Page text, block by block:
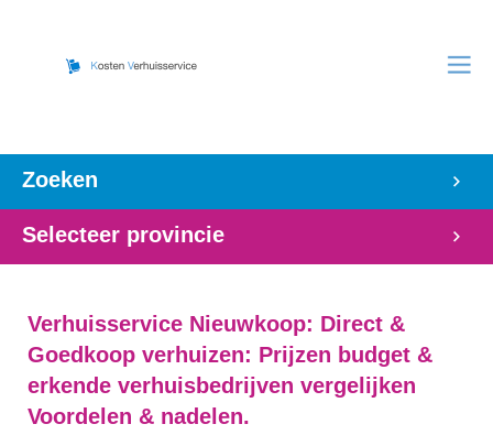
Zoeken
Selecteer provincie
Verhuisservice Nieuwkoop: Direct &
Goedkoop verhuizen: Prijzen budget &
erkende verhuisbedrijven vergelijken
Voordelen & nadelen.